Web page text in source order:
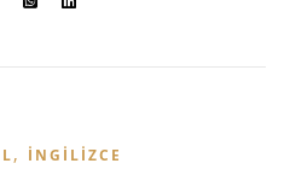
, İNGILIZCE